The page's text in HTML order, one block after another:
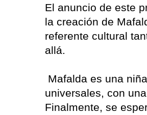
El anuncio de este
la creación de
referente cultural
allá.
Mafalda es una
universales, con
Finalmente, se